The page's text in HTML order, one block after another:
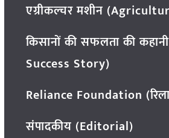
एग्रीकल्चर मशीन
किसानों की सफलता की
Success Story)
Reliance Foundation
संपादकीय (Editorial)